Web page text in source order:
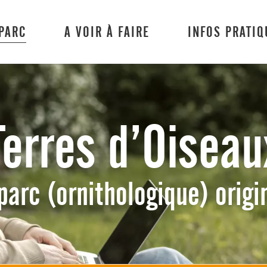
A VOIR À FAIRE INFOS
(ornithologique)